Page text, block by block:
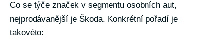
Co se týče značek v segmentu osobních aut,
nejprodávanější je Škoda. Konkrétní pořadí je
takovéto: